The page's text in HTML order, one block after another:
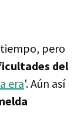
pero
del
era'. Aún así